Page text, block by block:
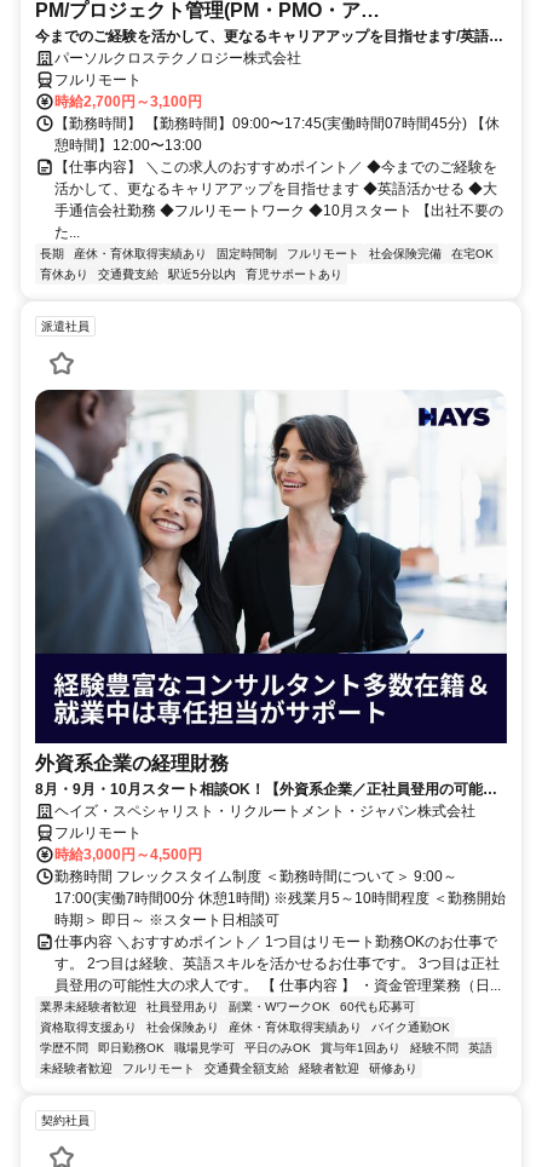
PM/プロジェクト管理(PM・PMO・ア
シ)_N260774362
今までのご経験を活かして、更なるキャリアアップを目指せます/英語活
かせる/大手通信会社勤務/フルリモートワーク/10月スタート
パーソルクロステクノロジー株式会社
フルリモート
時給2,700円～3,100円
【勤務時間】 【勤務時間】09:00〜17:45(実働時間07時間45分) 【休
憩時間】12:00〜13:00
【仕事内容】 ＼この求人のおすすめポイント／ ◆今までのご経験を
活かして、更なるキャリアアップを目指せます ◆英語活かせる ◆大
手通信会社勤務 ◆フルリモートワーク ◆10月スタート 【出社不要の
た...
長期 産休・育休取得実績あり 固定時間制 フルリモート 社会保険完備
在宅OK
育休あり
交通費支給 駅近5分以内 育児サポートあり
派遣社員
外資系企業の経理財務
8月・9月・10月スタート相談OK！【外資系企業／正社員登用の可能性
大／700万～800万／リモート勤務OK】経理財務
ヘイズ・スペシャリスト・リクルートメント・ジャパン株式会社
フルリモート
時給3,000円～4,500円
勤務時間 フレックスタイム制度 ＜勤務時間について＞ 9:00～
17:00(実働7時間00分 休憩1時間) ※残業月5～10時間程度 ＜勤務開始
時期＞ 即日～ ※スタート日相談可
仕事内容 ＼おすすめポイント／ 1つ目はリモート勤務OKのお仕事で
す。 2つ目は経験、英語スキルを活かせるお仕事です。 3つ目は正社
員登用の可能性大の求人です。 【 仕事内容 】 ・資金管理業務（日...
業界未経験者歓迎 社員登用あり 副業・WワークOK
60代も応募可
資格取得支援あり
社会保険あり 産休・育休取得実績あり
バイク通勤OK
学歴不問
即日勤務OK 職場見学可 平日のみOK 賞与年1回あり 経験不問
英語
未経験者歓迎
フルリモート 交通費全額支給 経験者歓迎 研修あり
契約社員